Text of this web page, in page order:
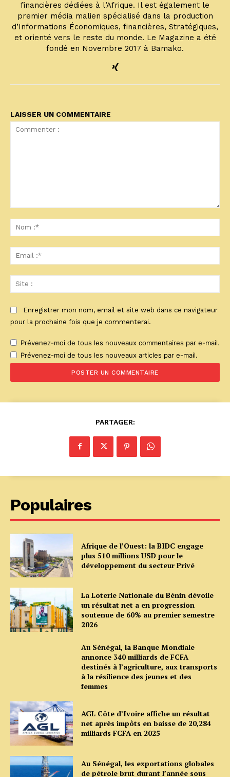
financières dédiées à l’Afrique. Il est également le
premier média malien spécialisé dans la production
d’Informations Économiques, financières, Stratégiques,
et orienté vers le reste du monde. Le Magazine a été
fondé en Novembre 2017 à Bamako.
LAISSER UN COMMENTAIRE
:*
:*
:
Enregistrer mon nom, email et site web dans ce navigateur
pour la prochaine fois que je commenterai.
Prévenez-moi de tous les nouveaux commentaires par e-mail.
Prévenez-moi de tous les nouveaux articles par e-mail.
PARTAGER:
Populaires
Afrique de l’Ouest: la BIDC engage
plus 510 millions USD pour le
développement du secteur Privé
La Loterie Nationale du Bénin dévoile
un résultat net a en progression
soutenue de 60% au premier semestre
2026
Au Sénégal, la Banque Mondiale
annonce 340 milliards de FCFA
destinés à l’agriculture, aux transports
à la résilience des jeunes et des
femmes
AGL Côte d’Ivoire affiche un résultat
net après impôts en baisse de 20,284
milliards FCFA en 2025
Au Sénégal, les exportations globales
de pétrole brut durant l’année sous